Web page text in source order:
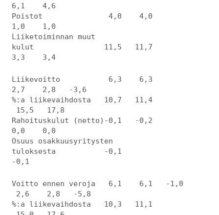
6,1 4,6
Poistot 4,0 4,0
1,0 1,0
Liiketoiminnan muut
kulut 11,5 11,7
3,3 3,4
Liikevoitto 6,3 6,3
2,7 2,8 -3,6
%:a liikevaihdosta 10,7 11,4
15,5 17,8
Rahoituskulut (netto)-0,1 -0,2
0,0 0,0
Osuus osakkuusyritysten
tuloksesta -0,1
-0,1
Voitto ennen veroja 6,1 6,1 -1,0
2,6 2,8 -5,8
%:a liikevaihdosta 10,3 11,1